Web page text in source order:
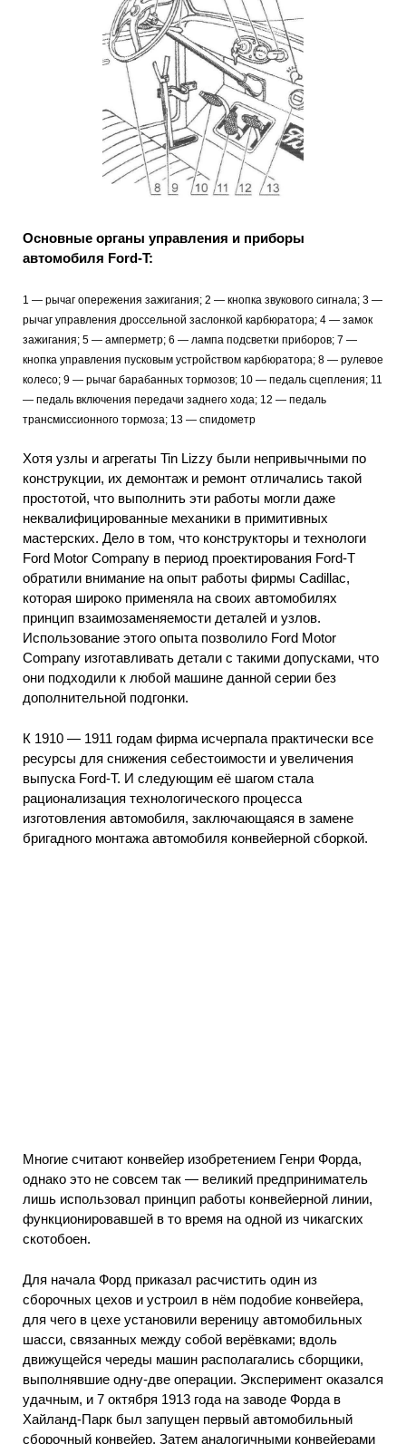
Основные органы управления и приборы
автомобиля Ford-T:
1 — рычаг опережения зажигания; 2 — кнопка звукового сигнала; 3 —
рычаг управления дроссельной заслонкой карбюратора; 4 — замок
зажигания; 5 — амперметр; 6 — лампа подсветки приборов; 7 —
кнопка управления пусковым устройством карбюратора; 8 — рулевое
колесо; 9 — рычаг барабанных тормозов; 10 — педаль сцепления; 11
— педаль включения передачи заднего хода; 12 — педаль
трансмиссионного тормоза; 13 — спидометр
Хотя узлы и агрегаты Tin Lizzy были непривычными по
конструкции, их демонтаж и ремонт отличались такой
простотой, что выполнить эти работы могли даже
неквалифицированные механики в примитивных
мастерских. Дело в том, что конструкторы и технологи
Ford Motor Company в период проектирования Ford-T
обратили внимание на опыт работы фирмы Cadillac,
которая широко применяла на своих автомобилях
принцип взаимозаменяемости деталей и узлов.
Использование этого опыта позволило Ford Motor
Company изготавливать детали с такими допусками, что
они подходили к любой машине данной серии без
дополнительной подгонки.
К 1910 — 1911 годам фирма исчерпала практически все
ресурсы для снижения себестоимости и увеличения
выпуска Ford-T. И следующим её шагом стала
рационализация технологического процесса
изготовления автомобиля, заключающаяся в замене
бригадного монтажа автомобиля конвейерной сборкой.
Многие считают конвейер изобретением Генри Форда,
однако это не совсем так — великий предприниматель
лишь использовал принцип работы конвейерной линии,
функционировавшей в то время на одной из чикагских
скотобоен.
Для начала Форд приказал расчистить один из
сборочных цехов и устроил в нём подобие конвейера,
для чего в цехе установили вереницу автомобильных
шасси, связанных между собой верёвками; вдоль
движущейся череды машин располагались сборщики,
выполнявшие одну-две операции. Эксперимент оказался
удачным, и 7 октября 1913 года на заводе Форда в
Хайланд-Парк был запущен первый автомобильный
сборочный конвейер. Затем аналогичными конвейерами